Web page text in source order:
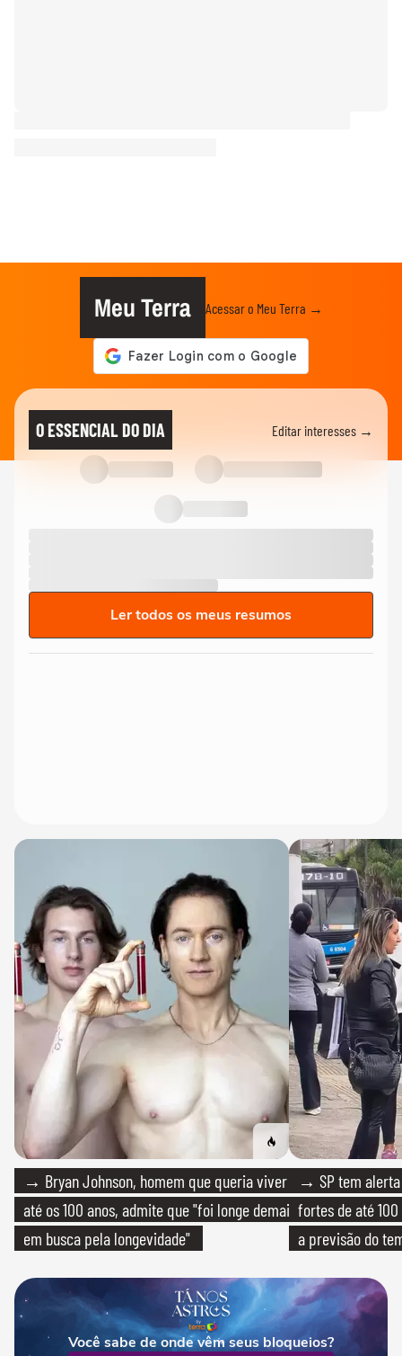
Meu Terra Acessar o Meu Terra →
O ESSENCIAL DO DIA Editar interesses →
Ler todos os meus resumos
→ Bryan Johnson, homem que queria viver
até os 100 anos, admite que "foi longe demais
em busca pela longevidade"
→ SP tem
fortes de até
a previsão do
Você sabe de onde vêm seus bloqueios?